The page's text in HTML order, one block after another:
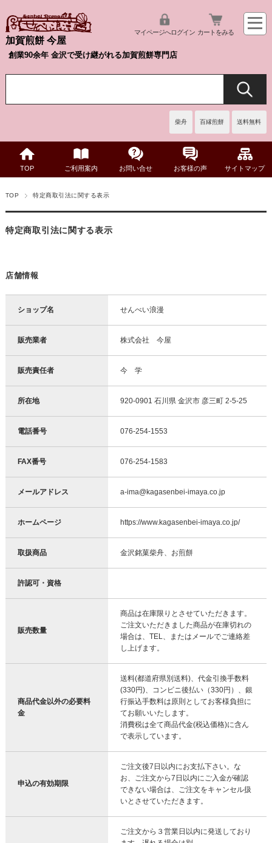
加賀煎餅 今屋
創業90余年 金沢で受け継がれる加賀煎餅専門店
柴舟 百縁煎餅 送料無料
マイページへログイン カートをみる
TOP ご利用案内 お問い合せ お客様の声 サイトマップ
TOP 特定商取引法に関する表示
特定商取引法に関する表示
店舗情報
ショップ名 せんべい浪漫
販売業者 株式会社 今屋
販売責任者 今 学
所在地 920-0901 石川県 金沢市 彦三町 2-5-25
電話番号 076-254-1553
FAX番号 076-254-1583
メールアドレス a-ima@kagasenbei-imaya.co.jp
ホームページ https://www.kagasenbei-imaya.co.jp/
取扱商品 金沢銘菓柴舟、お煎餅
許認可・資格
販売数量
商品は在庫限りとさせていただきます。
ご注文いただきました商品が在庫切れの
場合は、TEL、またはメールでご連絡差
し上げます。
商品代金以外の必要料
金
送料(都道府県別送料)、代金引換手数料
(330円)、コンビニ後払い（330円）、銀
行振込手数料は原則としてお客様負担に
てお願いいたします。
消費税は全て商品代金(税込価格)に含ん
で表示しています。
申込の有効期限
ご注文後7日以内にお支払下さい。な
お、ご注文から7日以内にご入金が確認
できない場合は、ご注文をキャンセル扱
いとさせていただきます。
ご注文から３営業日以内に発送しており